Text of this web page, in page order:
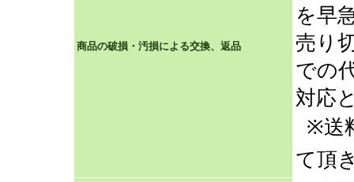
商品の破損・汚損による交換、返品
を早
売り
での
対応
※送
て頂